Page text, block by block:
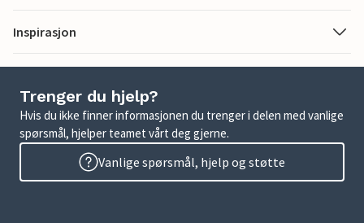
Inspirasjon
Trenger du hjelp?
Hvis du ikke finner informasjonen du trenger i delen med vanlige
spørsmål, hjelper teamet vårt deg gjerne.
Vanlige spørsmål, hjelp og støtte